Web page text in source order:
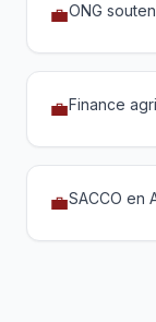
💼ONG
💼Finance
💼SACCO en